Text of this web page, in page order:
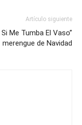
Artículo siguiente
Me Tumba El Vaso”
merengue de Navidad